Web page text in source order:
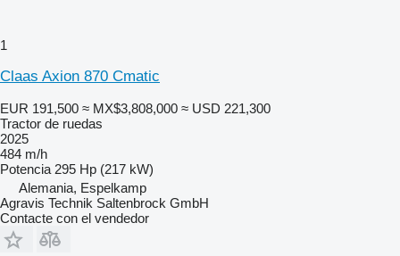
1
Claas Axion 870 Cmatic
EUR 191,500 ≈ MX$3,808,000 ≈ USD 221,300
Tractor de ruedas
2025
484 m/h
Potencia 295 Hp (217 kW)
Alemania, Espelkamp
Agravis Technik Saltenbrock GmbH
Contacte con el vendedor